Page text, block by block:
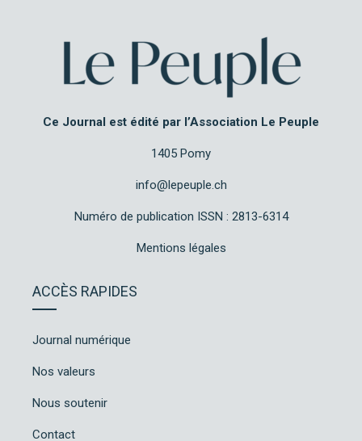
Ce Journal est édité par l’Association Le Peuple
1405 Pomy
info@lepeuple.ch
Numéro de publication ISSN : 2813-6314
Mentions légales
ACCÈS RAPIDES
Journal numérique
Nos valeurs
Nous soutenir
Contact